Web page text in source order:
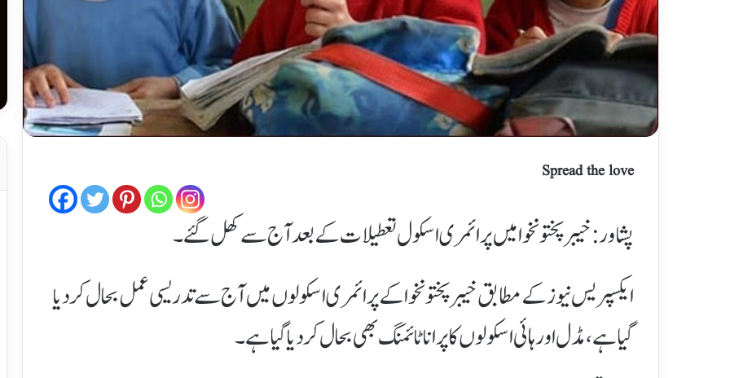
Spread the love
پشاور: خیبرپختونخوا میں پرائمری اسکول تعطیلات کے بعد آج سے کھل گئے۔
ایکسپریس نیوز کے مطابق خیبرپختونخوا کے پرائمری اسکولوں میں آج سے تدریسی عمل بحال کردیا
گیا ہے، مڈل اور ہائی اسکولوں کا پرانا ٹائمنگ بھی بحال کردیا گیا ہے۔